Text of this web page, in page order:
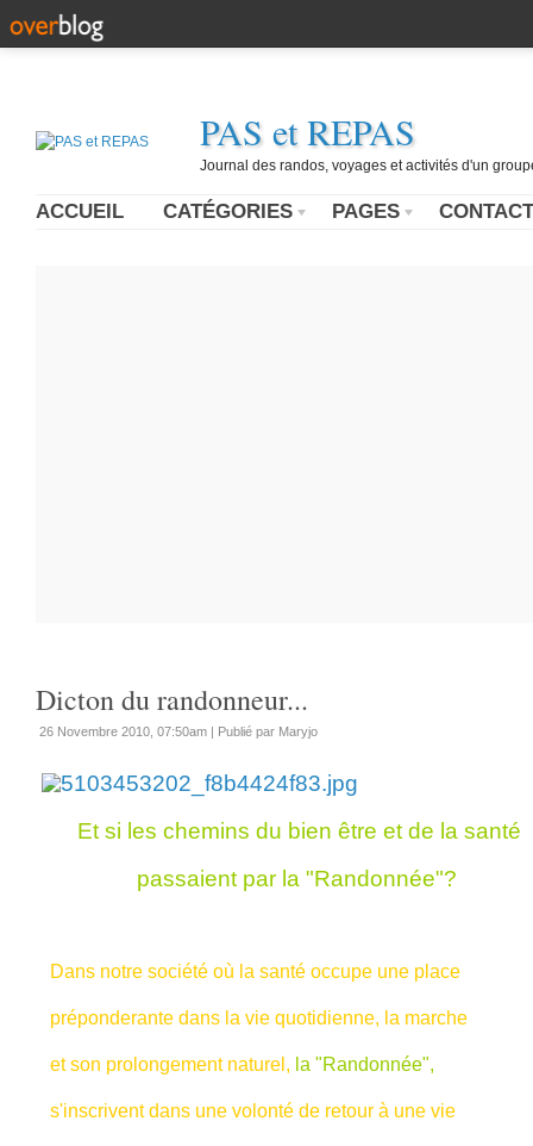
PAS et REPAS
Journal des randos, voyages et activités d'un
ACCUEIL CATÉGORIES PAGES CONTACT
Dicton du randonneur...
26 Novembre 2010, 07:50am | Publié par Maryjo
Et si les chemins du bien être et de la santé
passaient par la "Randonnée"?
Dans notre société où la santé occupe une place
préponderante dans la vie quotidienne, la marche
et son prolongement naturel, la "Randonnée",
s'inscrivent dans une volonté de retour à une vie